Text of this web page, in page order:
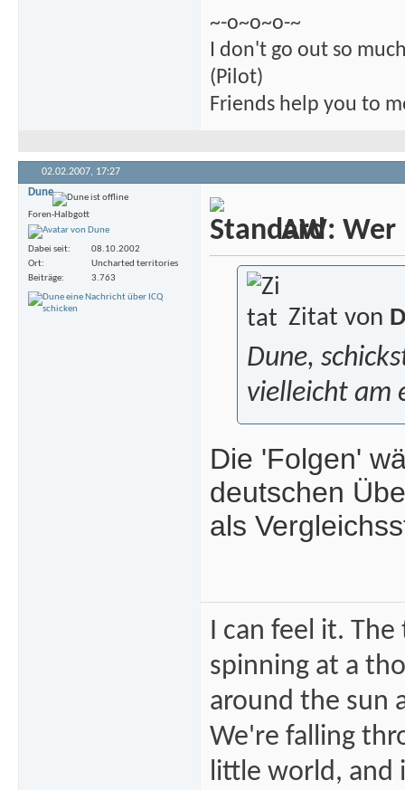
~-o~o~o-~
I don't go out so
(Pilot)
Friends help you to
02.02.2007, 17:27
Dune
Foren-Halbgott
Dabei seit
08.10.2002
Ort
Uncharted territories
Beiträge
3.763
AW: Wer
Zitat von
Dune,
vielleicht am
Die 'Folgen'
deutschen
als
I can feel it.
spinning at a
around the sun
We're falling
little world, and